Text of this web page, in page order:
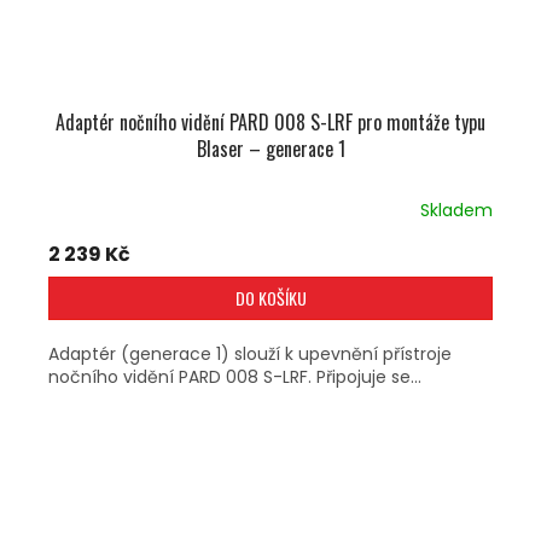
Adaptér nočního vidění PARD 008 S-LRF pro montáže typu
Blaser – generace 1
Skladem
2 239 Kč
DO KOŠÍKU
Adaptér (generace 1) slouží k upevnění přístroje
nočního vidění PARD 008 S-LRF. Připojuje se...